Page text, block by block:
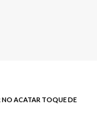
NO ACATAR TOQUE DE